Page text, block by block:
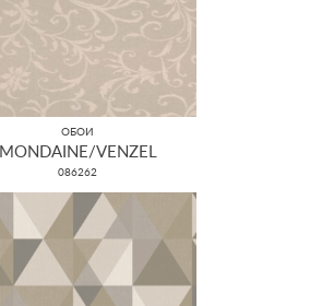
ОБОИ
MONDAINE/VENZEL
086262